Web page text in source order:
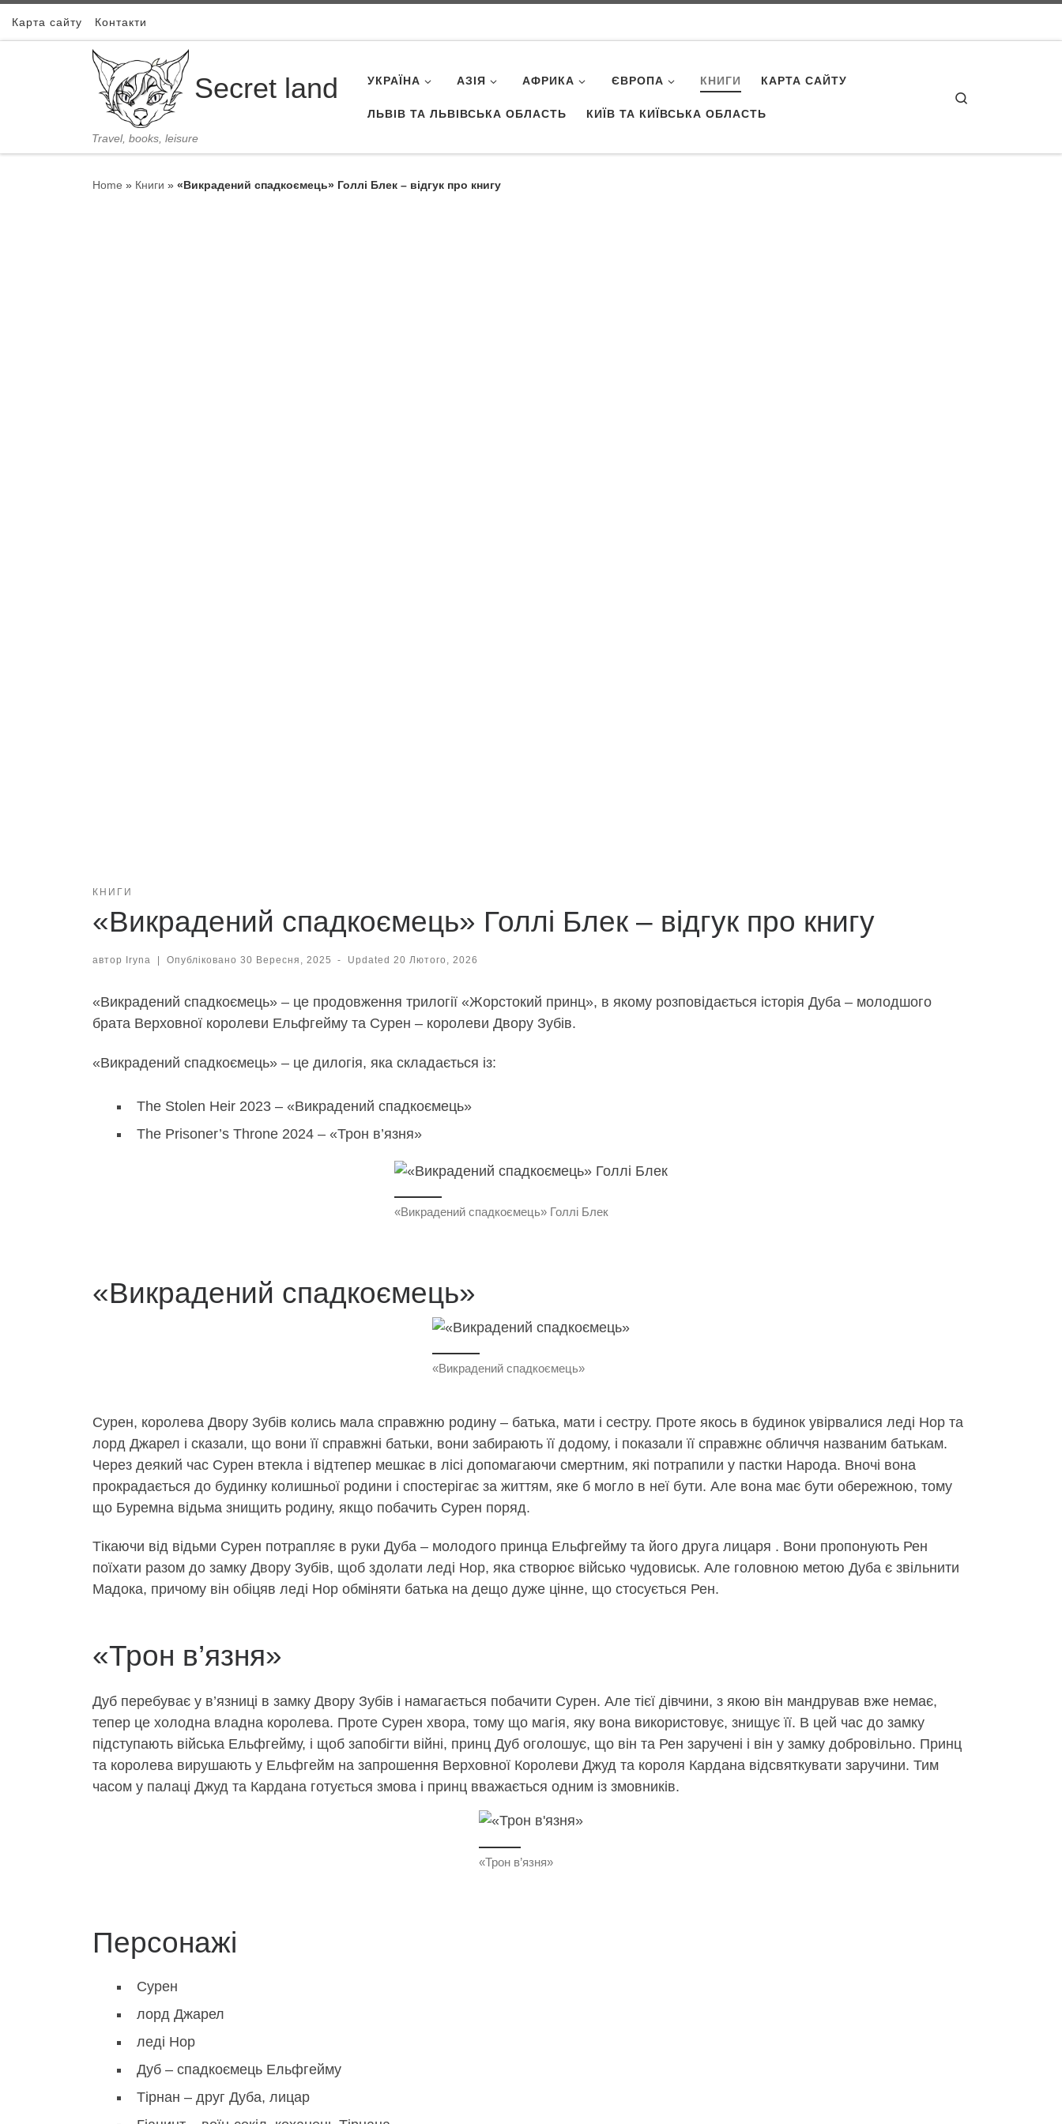
Skip to content
Карта сайту Контакти
Secret land
Travel, books, leisure
УКРАЇНА АЗІЯ АФРИКА ЄВРОПА КНИГИ КАРТА САЙТУ
ЛЬВІВ ТА ЛЬВІВСЬКА ОБЛАСТЬ КИЇВ ТА КИЇВСЬКА ОБЛАСТЬ
Home » Книги » «Викрадений спадкоємець» Голлі Блек – відгук про книгу
КНИГИ
«Викрадений спадкоємець» Голлі Блек – відгук про книгу
автор Iryna Опубліковано 30 Вересня, 2025 - Updated20 Лютого, 2026
«Викрадений спадкоємець» – це продовження трилогії «Жорстокий принц», в якому розповідається історія Дуба – молодшого
брата Верховної королеви Ельфгейму та Сурен – королеви Двору Зубів.
«Викрадений спадкоємець» – це дилогія, яка складається із:
The Stolen Heir 2023 – «Викрадений спадкоємець»
The Prisoner’s Throne 2024 – «Трон в’язня»
«Викрадений спадкоємець» Голлі Блек
«Викрадений спадкоємець»
«Викрадений спадкоємець»
Сурен, королева Двору Зубів колись мала справжню родину – батька, мати і сестру. Проте якось в будинок увірвалися леді Нор та
лорд Джарел і сказали, що вони її справжні батьки, вони забирають її додому, і показали її справжнє обличчя названим батькам.
Через деякий час Сурен втекла і відтепер мешкає в лісі допомагаючи смертним, які потрапили у пастки Народа. Вночі вона
прокрадається до будинку колишньої родини і спостерігає за життям, яке б могло в неї бути. Але вона має бути обережною, тому
що Буремна відьма знищить родину, якщо побачить Сурен поряд.
Тікаючи від відьми Сурен потрапляє в руки Дуба – молодого принца Ельфгейму та його друга лицаря . Вони пропонують Рен
поїхати разом до замку Двору Зубів, щоб здолати леді Нор, яка створює військо чудовиськ. Але головною метою Дуба є звільнити
Мадока, причому він обіцяв леді Нор обміняти батька на дещо дуже цінне, що стосується Рен.
«Трон в’язня»
Дуб перебуває у в’язниці в замку Двору Зубів і намагається побачити Сурен. Але тієї дівчини, з якою він мандрував вже немає,
тепер це холодна владна королева. Проте Сурен хвора, тому що магія, яку вона використовує, знищує її. В цей час до замку
підступають війська Ельфгейму, і щоб запобігти війні, принц Дуб оголошує, що він та Рен заручені і він у замку добровільно. Принц
та королева вирушають у Ельфгейм на запрошення Верховної Королеви Джуд та короля Кардана відсвяткувати заручини. Тим
часом у палаці Джуд та Кардана готується змова і принц вважається одним із змовників.
«Трон в’язня»
Персонажі
Сурен
лорд Джарел
леді Нор
Дуб – спадкоємець Ельфгейму
Тірнан – друг Дуба, лицар